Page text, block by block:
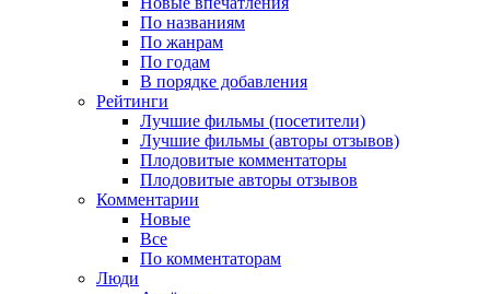
По названиям
По жанрам
По годам
В порядке добавления
Рейтинги
Лучшие фильмы (посетители)
Лучшие фильмы (авторы отзывов)
Плодовитые комментаторы
Плодовитые авторы отзывов
Комментарии
Новые
Все
По комментаторам
Люди